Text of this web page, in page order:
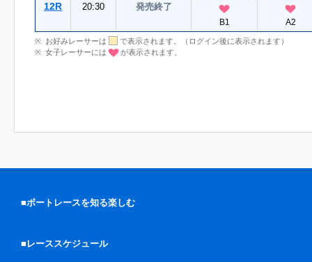
12R 20:30 発売終了
B1 A2
お好みレーサーは
で表示されます。（ログイン後に表示されます）
女子レーサーには
が表示されます。
■ボートレースを知る楽しむ
■レーススケジュール